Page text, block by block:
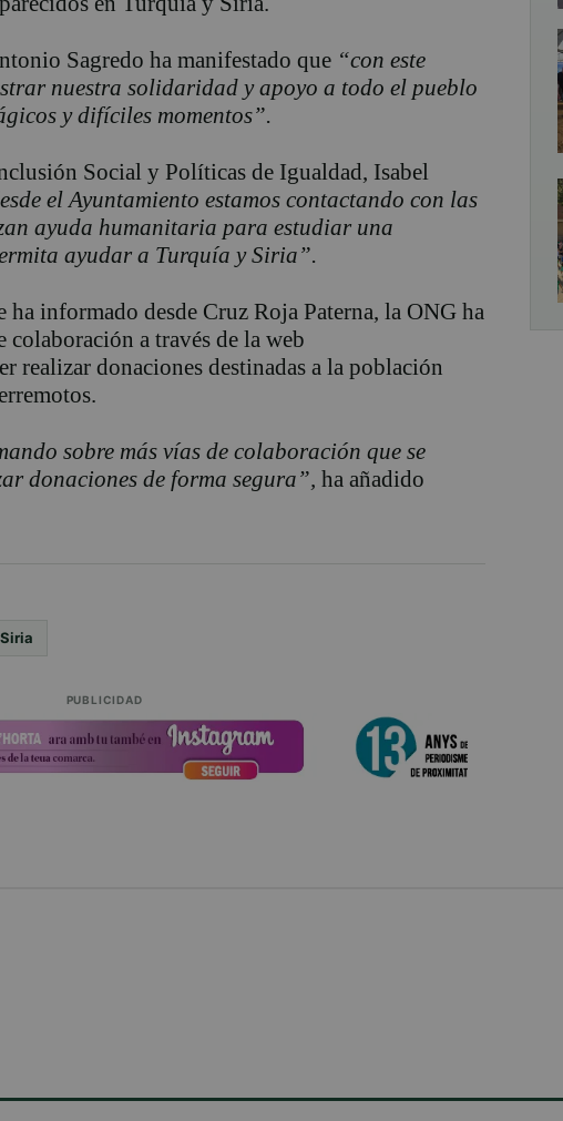
Sagredo ha manifestado que “con este
nuestra solidaridad y apoyo a todo el pueblo
y difíciles momentos”.
Social y Políticas de Igualdad, Isabel
el Ayuntamiento estamos contactando con las
ayuda humanitaria para estudiar una
ayudar a Turquía y Siria”.
informado desde Cruz Roja Paterna, la ONG ha
a través de la web
realizar donaciones destinadas a la población
sobre más vías de colaboración que se
donaciones de forma segura”, ha añadido
PUBLICIDAD